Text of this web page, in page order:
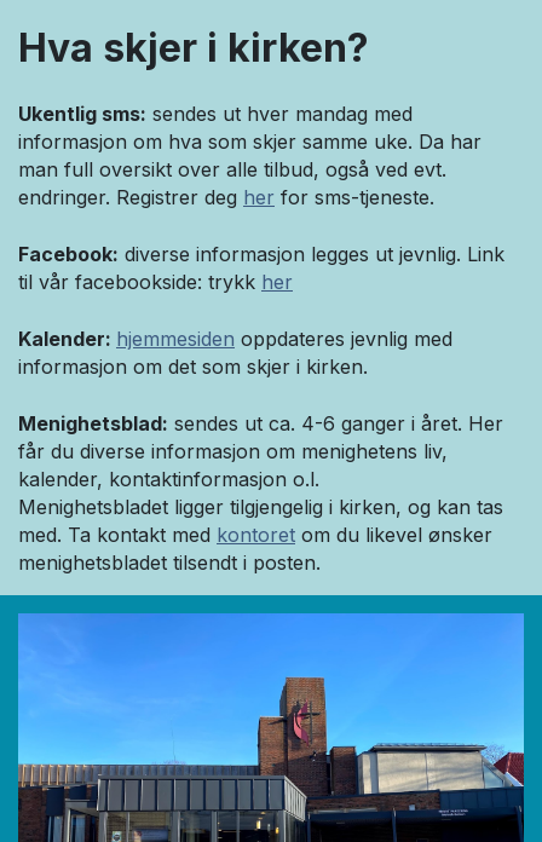
Hva skjer i kirken?
Ukentlig sms: sendes ut hver mandag med
informasjon om hva som skjer samme uke. Da har
man full oversikt over alle tilbud, også ved evt.
endringer. Registrer deg her for sms-tjeneste.
Facebook: diverse informasjon legges ut jevnlig. Link
til vår facebookside: trykk her
Kalender: hjemmesiden oppdateres jevnlig med
informasjon om det som skjer i kirken.
Menighetsblad: sendes ut ca. 4-6 ganger i året. Her
får du diverse informasjon om menighetens liv,
kalender, kontaktinformasjon o.l.
Menighetsbladet ligger tilgjengelig i kirken, og kan tas
med. Ta kontakt med kontoret om du likevel ønsker
menighetsbladet tilsendt i posten.